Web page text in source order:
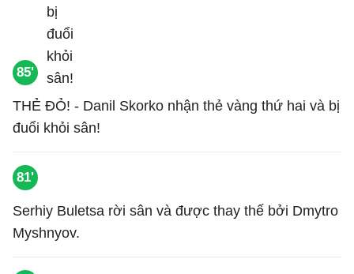
85'
THẺ ĐỎ! - Danil Skorko nhận thẻ vàng thứ hai và bị
đuổi khỏi sân!
81'
Serhiy Buletsa rời sân và được thay thế bởi Dmytro
Myshnyov.